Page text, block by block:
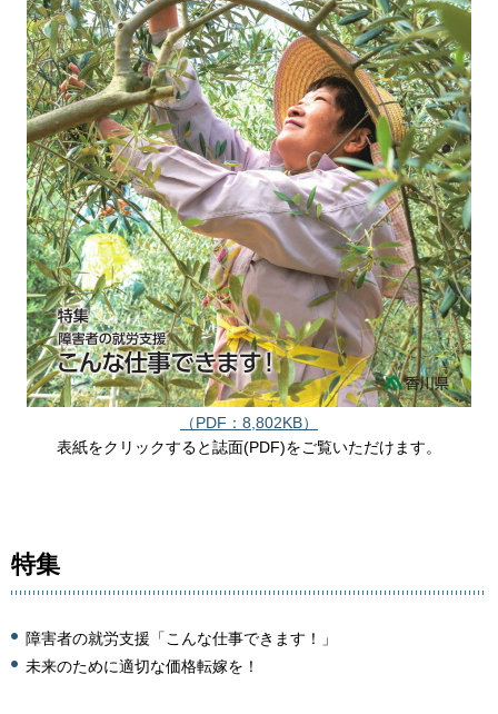
（PDF：8,802KB）
表紙をクリックすると誌面(PDF)をご覧いただけます。
特集
障害者の就労支援「こんな仕事できます！」
未来のために適切な価格転嫁を！